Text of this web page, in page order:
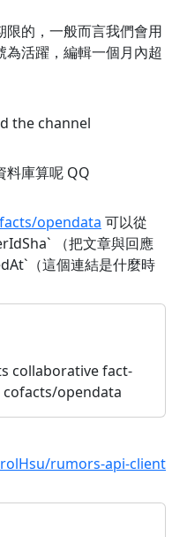
的，一般而言我們會用
活躍，編輯一個月內超
the channel
料庫算呢 QQ
opendata 可以從
（把文章與回應
（這個連結是什麼時
collaborative fact-
cofacts/opendata
rumors-api-client